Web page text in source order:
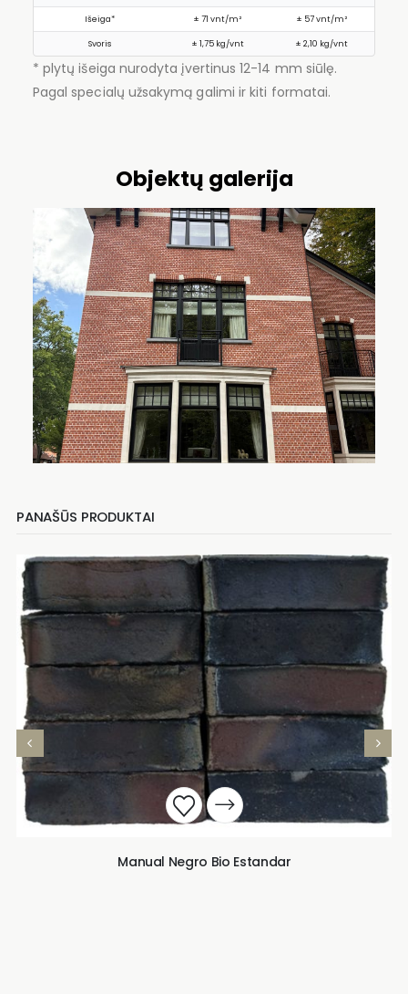
Išeiga* ± 71 vnt/m² ± 57 vnt/m²
Svoris ± 1,75 kg/vnt ± 2,10 kg/vnt
* plytų išeiga nurodyta įvertinus 12-14 mm siūlę.
Pagal specialų užsakymą galimi ir kiti formatai.
Objektų galerija
PANAŠŪS PRODUKTAI
Manual Negro Bio Estandar